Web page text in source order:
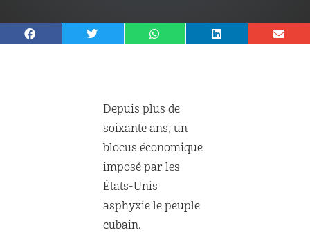
Depuis plus de
soixante ans, un
blocus économique
imposé par les
États-Unis
asphyxie le peuple
cubain.